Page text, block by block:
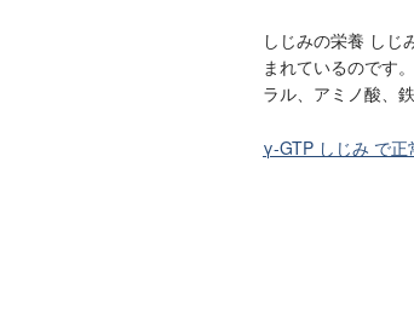
しじみの栄養 しじ
まれているのです
ラル、アミノ酸、
γ-GTP しじみ で正